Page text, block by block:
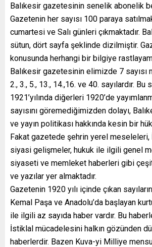
Balıkesir gazetesinin senelik abonelik
Gazetenin her sayısı 100 paraya
cumartesi ve Salı günleri çıkmaktadır.
sütun, dört sayfa şeklinde dizilmiştir.
konusunda herhangi bir bilgiye
Balıkesir gazetesinin elimizde 7 sayısı
2., 3., 5., 13., 14.,16. ve 40. sayılardır. Bu
1921’yılında diğerleri 1920’de
sayısını göremediğimizden dolayı,
ve yayın politikası hakkında kesin bir
Fakat gazetede şehrin yerel meseleleri,
siyasi gelişmeler, hukuk ile ilgili genel
siyaseti ve memleket haberleri gibi
ve yazılar yer almaktadır.
Gazetenin 1920 yılı içinde çıkan
Kemal Paşa ve Anadolu’da başlayan
ile ilgili az sayıda haber vardır. Bu
İstiklal mücadelesini halkın gözünden
haberlerdir. Bazen Kuva-yi Milliye